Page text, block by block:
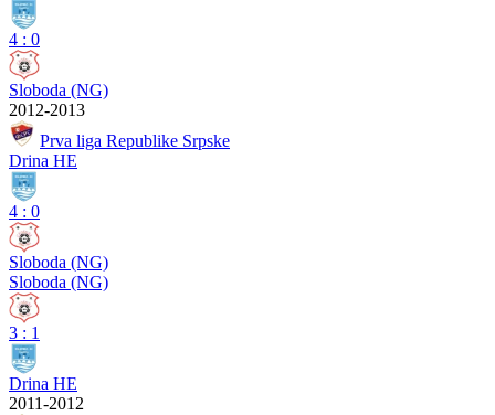
4 : 0
Sloboda (NG)
2012-2013
Prva liga Republike Srpske
Drina HE
4 : 0
Sloboda (NG)
Sloboda (NG)
3 : 1
Drina HE
2011-2012